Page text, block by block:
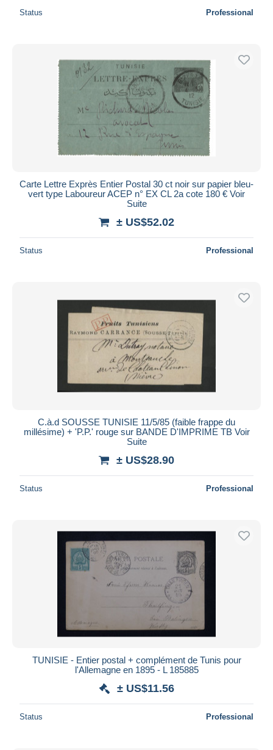
Status Professional
Carte Lettre Exprès Entier Postal 30 ct noir sur papier bleu-
vert type Laboureur ACEP n° EX CL 2a cote 180 € Voir
Suite
± US$52.02
Status Professional
C.à.d SOUSSE TUNISIE 11/5/85 (faible frappe du
millésime) + 'P.P.' rouge sur BANDE D'IMPRIME TB Voir
Suite
± US$28.90
Status Professional
TUNISIE - Entier postal + complément de Tunis pour
l'Allemagne en 1895 - L 185885
± US$11.56
Status Professional